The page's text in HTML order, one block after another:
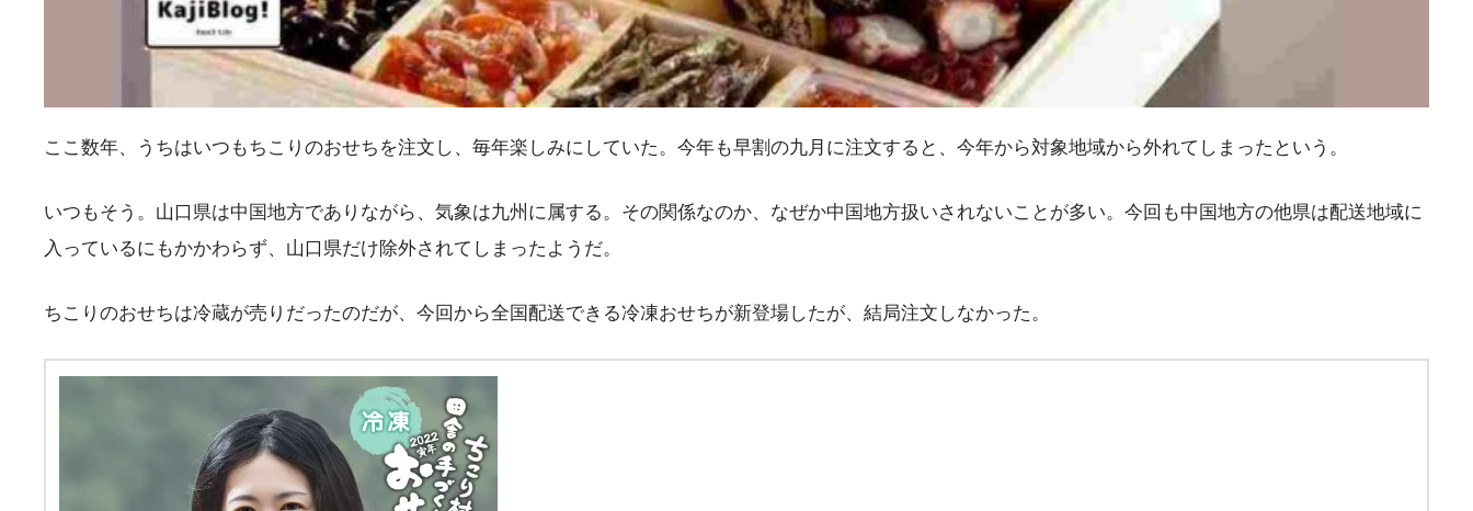
ここ数年、うちはいつもちこりのおせちを注文し、毎年楽しみにしていた。今年も早割の九月に注文すると、今年から対象地域から外れてしまったという。
いつもそう。山口県は中国地方でありながら、気象は九州に属する。その関係なのか、なぜか中国地方扱いされないことが多い。今回も中国地方の他県は配送地域に
入っているにもかかわらず、山口県だけ除外されてしまったようだ。
ちこりのおせちは冷蔵が売りだったのだが、今回から全国配送できる冷凍おせちが新登場したが、結局注文しなかった。